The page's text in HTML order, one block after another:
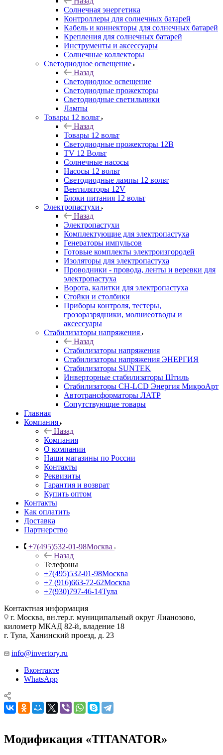
Солнечная энергетика
Контроллеры для солнечных батарей
Кабель и коннекторы для солнечных батарей
Крепления для солнечных батарей
Инструменты и аксессуары
Солнечные коллекторы
Светодиодное освещение
Назад
Светодиодное освещение
Светодиодные прожекторы
Светодиодные светильники
Лампы
Товары 12 вольт
Назад
Товары 12 вольт
Светодиодные прожекторы 12В
TV 12 Вольт
Солнечные насосы
Насосы 12 вольт
Светодиодные лампы 12 вольт
Вентиляторы 12V
Блоки питания 12 вольт
Электропастухи
Назад
Электропастухи
Комплектующие для электропастуха
Генераторы импульсов
Готовые комплекты электроизгородей
Изоляторы для электропастуха
Проводники - провода, ленты и веревки для
электропастуха
Ворота, калитки для электропастуха
Стойки и столбики
Приборы контроля, тестеры,
грозоразрядники, молниеотводы и
аксессуары
Стабилизаторы напряжения
Назад
Стабилизаторы напряжения
Стабилизаторы напряжения ЭНЕРГИЯ
Стабилизаторы SUNTEK
Инверторные стабилизаторы Штиль
Стабилизаторы СН-LCD Энepгия МикроАрт
Автотрансформаторы ЛАТР
Сопутствующие товары
Главная
Компания
Назад
Компания
О компании
Наши магазины по России
Контакты
Реквизиты
Гарантия и возврат
Купить оптом
Контакты
Как оплатить
Доставка
Партнерство
+7(495)532-01-98Москва
Назад
Телефоны
+7(495)532-01-98Москва
+7 (916)663-72-62Москва
+7(930)797-46-14Тула
Контактная информация
г. Москва, вн.тер.г. муниципальный округ Лианозово,
километр МКАД 82-й, владение 18
г. Тула, Ханинский проезд, д. 23
info@invertory.ru
Вконтакте
WhatsApp
Модификация «TITANATOR»